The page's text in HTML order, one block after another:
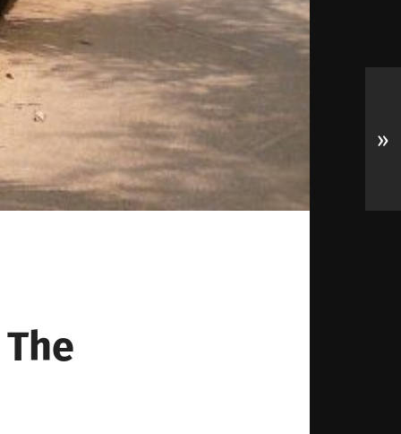
»